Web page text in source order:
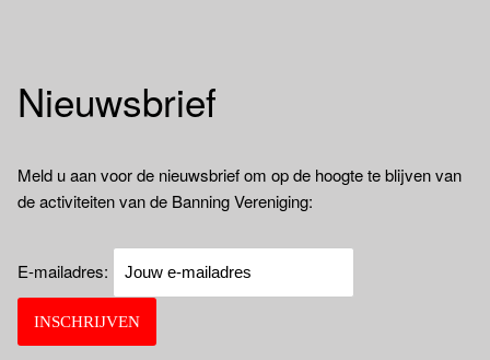
Nieuwsbrief
Meld u aan voor de nieuwsbrief om op de hoogte te blijven van
de activiteiten van de Banning Vereniging:
E-mailadres: